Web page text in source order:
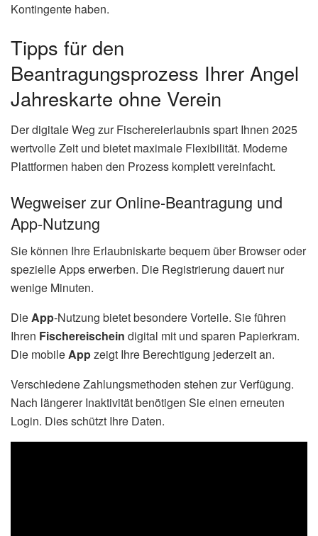
Kontingente haben.
Tipps für den
Beantragungsprozess Ihrer Angel
Jahreskarte ohne Verein
Der digitale Weg zur Fischereierlaubnis spart Ihnen 2025
wertvolle Zeit und bietet maximale Flexibilität. Moderne
Plattformen haben den Prozess komplett vereinfacht.
Wegweiser zur Online-Beantragung und
App-Nutzung
Sie können Ihre Erlaubniskarte bequem über Browser oder
spezielle Apps erwerben. Die Registrierung dauert nur
wenige Minuten.
DieApp-Nutzung bietet besondere Vorteile. Sie führen
Ihren Fischereischein digital mit und sparen Papierkram.
Die mobileAppzeigt Ihre Berechtigung jederzeit an.
Verschiedene Zahlungsmethoden stehen zur Verfügung.
Nach längerer Inaktivität benötigen Sie einen erneuten
Login. Dies schützt Ihre Daten.